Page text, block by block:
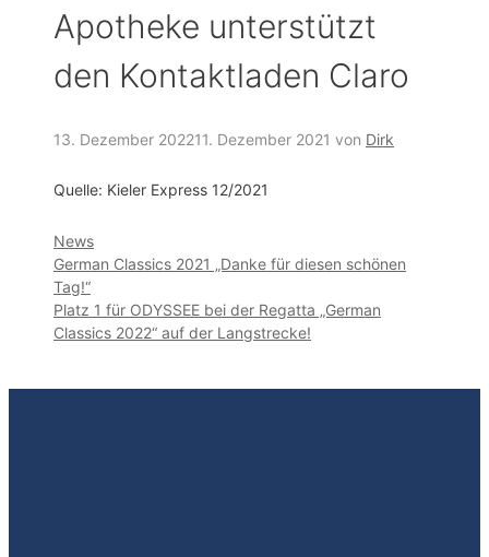
Apotheke unterstützt
den Kontaktladen Claro
13. Dezember 202211. Dezember 2021 von Dirk
Quelle: Kieler Express 12/2021
Kategorien
News
German Classics 2021 „Danke für diesen schönen
Tag!“
Platz 1 für ODYSSEE bei der Regatta „German
Classics 2022“ auf der Langstrecke!